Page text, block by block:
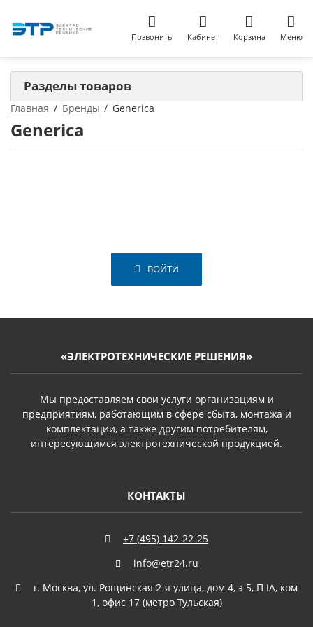
Позвонить Кабинет Корзина Меню
Главная Бренды Generica
Generica
Разделы товаров
ВОЙТИ
«ЭЛЕКТРОТЕХНИЧЕСКИЕ РЕШЕНИЯ»
Мы предоставляем свои услуги организациям и
предприятиям, работающим в сфере сбыта, монтажа и
комплектации, а также другим потребителям,
интересующимся электротехнической продукцией.
КОНТАКТЫ
+7 (495) 142-22-25
info@etr24.ru
г. Москва, ул. Рощинская 2-я улица, дом 4, э 5, П IА, ком
1, офис 17 (метро Тульская)